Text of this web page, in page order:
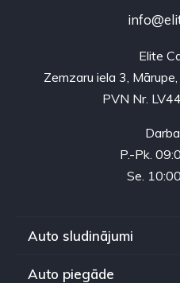
Elite
Zemzaru iela 3,
PVN Nr.
P.-Pk.
Se.
Auto sludinājumi
Auto piegāde